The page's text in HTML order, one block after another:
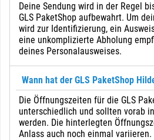
Deine Sendung wird in der Regel
GLS PaketShop aufbewahrt. Um
wird zur Identifizierung, ein
eine unkomplizierte Abholung
deines Personalausweises.
Wann hat der GLS PaketShop
Die Öffnungszeiten für die GLS
unterschiedlich und sollten vorab
werden. Die hinterlegten
Anlass auch noch einmal variieren.